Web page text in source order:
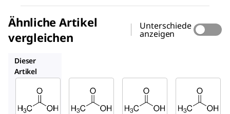
Ähnliche Artikel
vergleichen
Unterschiede
anzeigen
Dieser
Artikel
71251
Essig
1.37072
Essigsä
1.37011
Essigsä